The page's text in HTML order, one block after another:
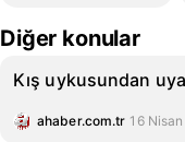
Diğer konular
Kış uykusundan
ahaber.com.tr 16 Nisan